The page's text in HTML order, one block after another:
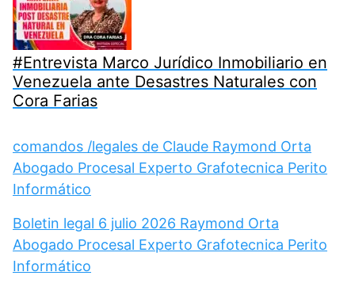
#Entrevista Marco Jurídico Inmobiliario en
Venezuela ante Desastres Naturales con
Cora Farias
comandos /legales de Claude Raymond Orta
Abogado Procesal Experto Grafotecnica Perito
Informático
Boletin legal 6 julio 2026 Raymond Orta
Abogado Procesal Experto Grafotecnica Perito
Informático